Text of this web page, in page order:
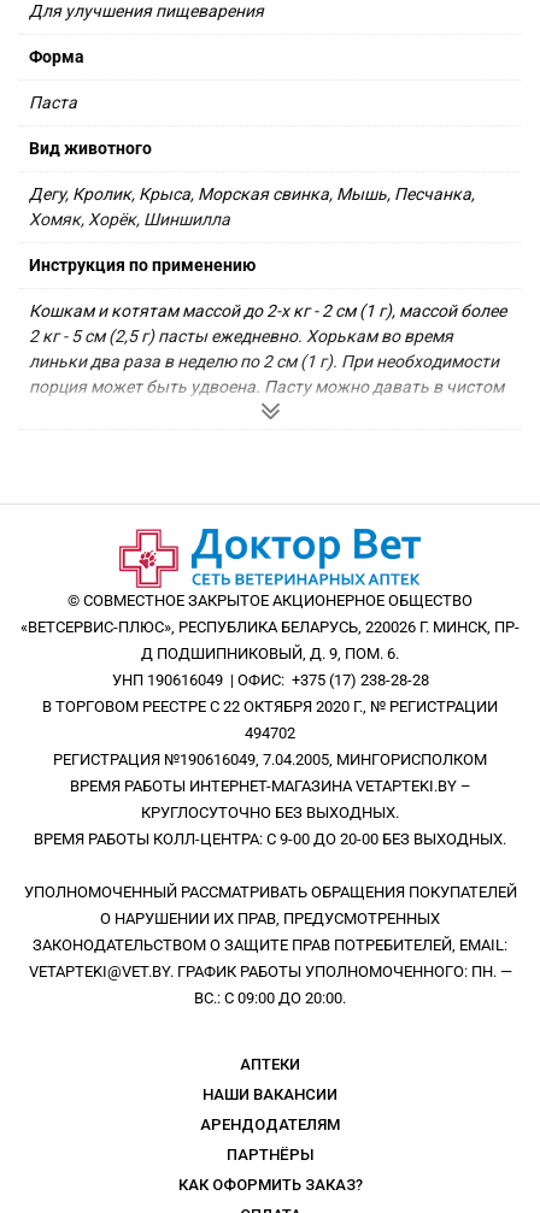
Для улучшения пищеварения
Форма
Паста
Вид животного
Дегу, Кролик, Крыса, Морская свинка, Мышь, Песчанка,
Хомяк, Хорёк, Шиншилла
Инструкция по применению
Кошкам и котятам массой до 2-х кг - 2 см (1 г), массой более
2 кг - 5 см (2,5 г) пасты ежедневно. Хорькам во время
линьки два раза в неделю по 2 см (1 г). При необходимости
порция может быть удвоена. Пасту можно давать в чистом
виде непосредственно из тюбика или перемешав ее с
© СОВМЕСТНОЕ ЗАКРЫТОЕ АКЦИОНЕРНОЕ ОБЩЕСТВО
«ВЕТСЕРВИС-ПЛЮС», РЕСПУБЛИКА БЕЛАРУСЬ, 220026 Г. МИНСК, ПР-
Д ПОДШИПНИКОВЫЙ, Д. 9, ПОМ. 6.
УНП 190616049 | ОФИС: +375 (17) 238-28-28
В ТОРГОВОМ РЕЕСТРЕ С 22 ОКТЯБРЯ 2020 Г., № РЕГИСТРАЦИИ
494702
РЕГИСТРАЦИЯ №190616049, 7.04.2005, МИНГОРИСПОЛКОМ
ВРЕМЯ РАБОТЫ ИНТЕРНЕТ-МАГАЗИНА VETAPTEKI.BY –
КРУГЛОСУТОЧНО БЕЗ ВЫХОДНЫХ.
ВРЕМЯ РАБОТЫ КОЛЛ-ЦЕНТРА: С 9-00 ДО 20-00 БЕЗ ВЫХОДНЫХ.
УПОЛНОМОЧЕННЫЙ РАССМАТРИВАТЬ ОБРАЩЕНИЯ ПОКУПАТЕЛЕЙ
О НАРУШЕНИИ ИХ ПРАВ, ПРЕДУСМОТРЕННЫХ
ЗАКОНОДАТЕЛЬСТВОМ О ЗАЩИТЕ ПРАВ ПОТРЕБИТЕЛЕЙ, EMAIL:
VETAPTEKI@VET.BY. ГРАФИК РАБОТЫ УПОЛНОМОЧЕННОГО: ПН. —
ВС.: С 09:00 ДО 20:00.
АПТЕКИ
НАШИ ВАКАНСИИ
АРЕНДОДАТЕЛЯМ
ПАРТНЁРЫ
КАК ОФОРМИТЬ ЗАКАЗ?